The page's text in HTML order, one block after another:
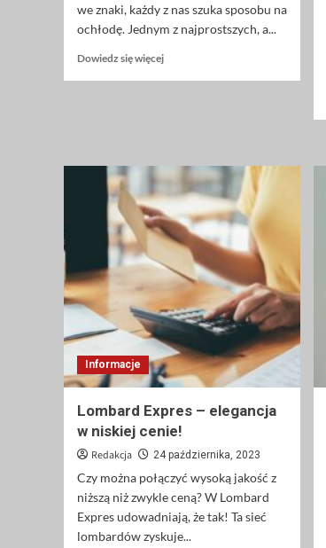
we znaki, każdy z nas szuka sposobu na
ochłodę. Jednym z najprostszych, a...
Dowiedz się więcejDowiedz
doskonały
na
orzeźwiające
napoje
Informacje
Lombard Expres – elegancja
w niskiej cenie!
Redakcja 24 października, 2023
Czy można połączyć wysoką jakość z
niższą niż zwykle ceną? W Lombard
Expres udowadniają, że tak! Ta sieć
lombardów zyskuje...